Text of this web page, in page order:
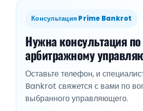
Консультация Prime Bankrot
Нужна консультация по
арбитражному
Оставьте телефон, и
Bankrot свяжется с вами по
выбранного управляющего.